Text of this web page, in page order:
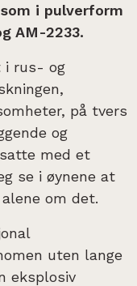
i pulverform
AM-2233.
i rus- og
på tvers
og
med et
se i øynene at
om det.
uten lange
eksplosiv